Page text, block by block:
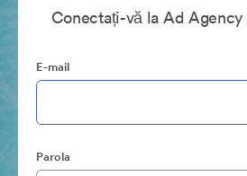
Conectați-vă la Ad
E-mail
Parola